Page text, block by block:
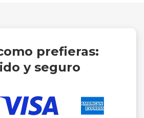
prefieras:
y seguro